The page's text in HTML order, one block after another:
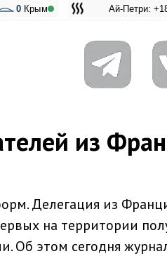
Ай-Петри: +18.2°C
0 Крым
из
Делегация из
на территории
Об этом сегодня